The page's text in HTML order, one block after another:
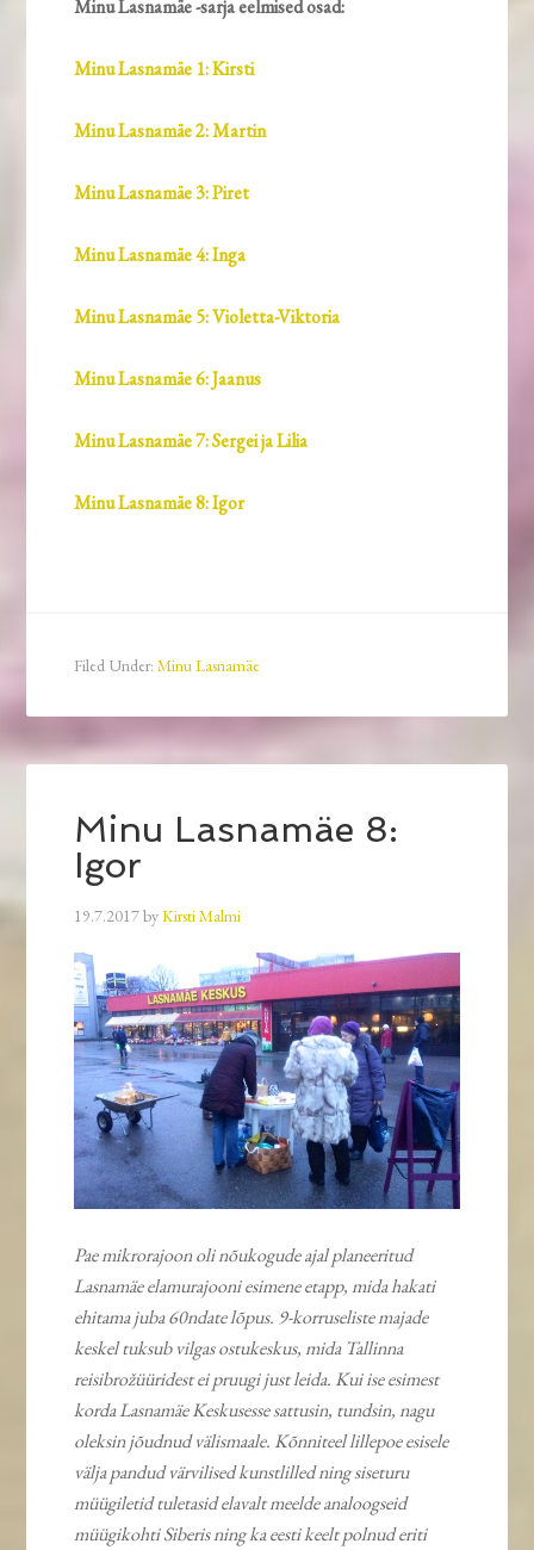
Minu Lasnamäe -sarja eelmised osad:
Minu Lasnamäe 1: Kirsti
Minu Lasnamäe 2: Martin
Minu Lasnamäe 3: Piret
Minu Lasnamäe 4: Inga
Minu Lasnamäe 5: Violetta-Viktoria
Minu Lasnamäe 6: Jaanus
Minu Lasnamäe 7: Sergei ja Lilia
Minu Lasnamäe 8: Igor
Filed Under:Minu Lasnamäe
Minu Lasnamäe 8:
Igor
19.7.2017byKirsti Malmi
Pae mikrorajoon oli nõukogude ajal planeeritud
Lasnamäe elamurajooni esimene etapp, mida hakati
ehitama juba 60ndate lõpus. 9-korruseliste majade
keskel tuksub vilgas ostukeskus, mida Tallinna
reisibrožüüridest ei pruugi just leida. Kui ise esimest
korda Lasnamäe Keskusesse sattusin, tundsin, nagu
oleksin jõudnud välismaale. Kõnniteel lillepoe esisele
välja pandud värvilised kunstlilled ning siseturu
müügiletid tuletasid elavalt meelde analoogseid
müügikohti Siberis ning ka eesti keelt polnud eriti